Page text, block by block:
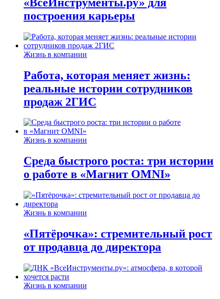
построения карьеры
Жизнь в компании
Работа, которая меняет жизнь:
реальные истории сотрудников
продаж 2ГИС
Жизнь в компании
Среда быстрого роста: три истории
о работе в «Магнит OMNI»
Жизнь в компании
«Пятёрочка»: стремительный рост
от продавца до директора
Жизнь в компании